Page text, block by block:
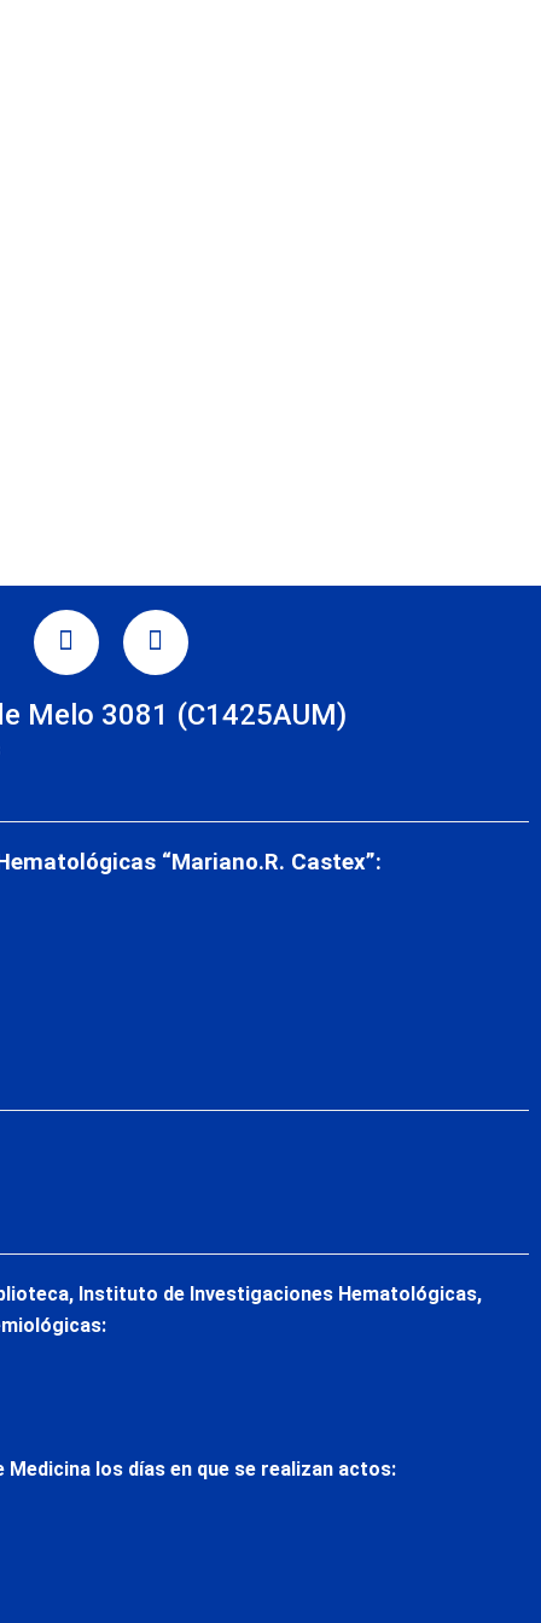
LINKEDIN
Melo 3081 (C1425AUM)
“Mariano.R. Castex”:
Instituto de Investigaciones Hematológicas,
Medicina los días en que se realizan actos: